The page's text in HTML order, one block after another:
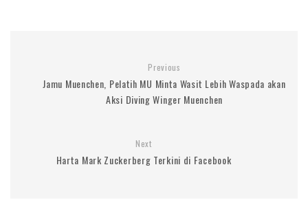
Previous
Jamu Muenchen, Pelatih MU Minta Wasit Lebih Waspada akan
Aksi Diving Winger Muenchen
Next
Harta Mark Zuckerberg Terkini di Facebook